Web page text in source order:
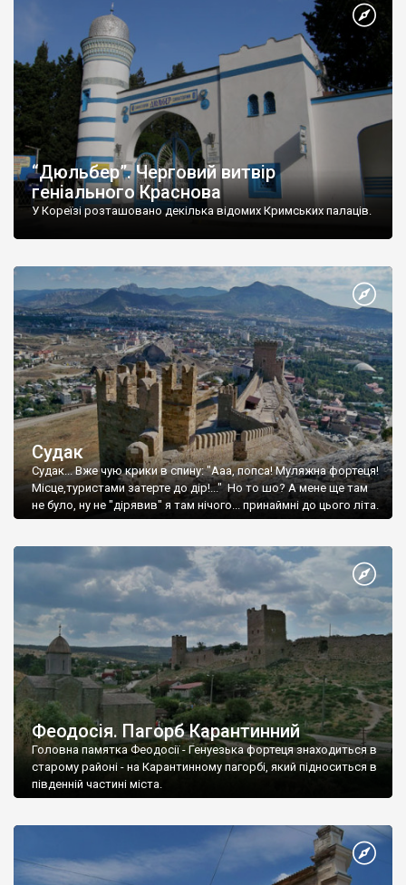
“Дюльбер”. Черговий витвір
геніального Краснова
У Кореїзі розташовано декілька відомих Кримських палаців.
Судак
Судак... Вже чую крики в спину: "Ааа, попса! Муляжна фортеця!
Місце,туристами затерте до дір!..." Но то шо? А мене ще там
не було, ну не "дірявив" я там нічого... принаймні до цього літа.
Феодосія. Пагорб Карантинний
Головна памятка Феодосії - Генуезька фортеця знаходиться в
старому районі - на Карантинному пагорбі, який підноситься в
південній частині міста.